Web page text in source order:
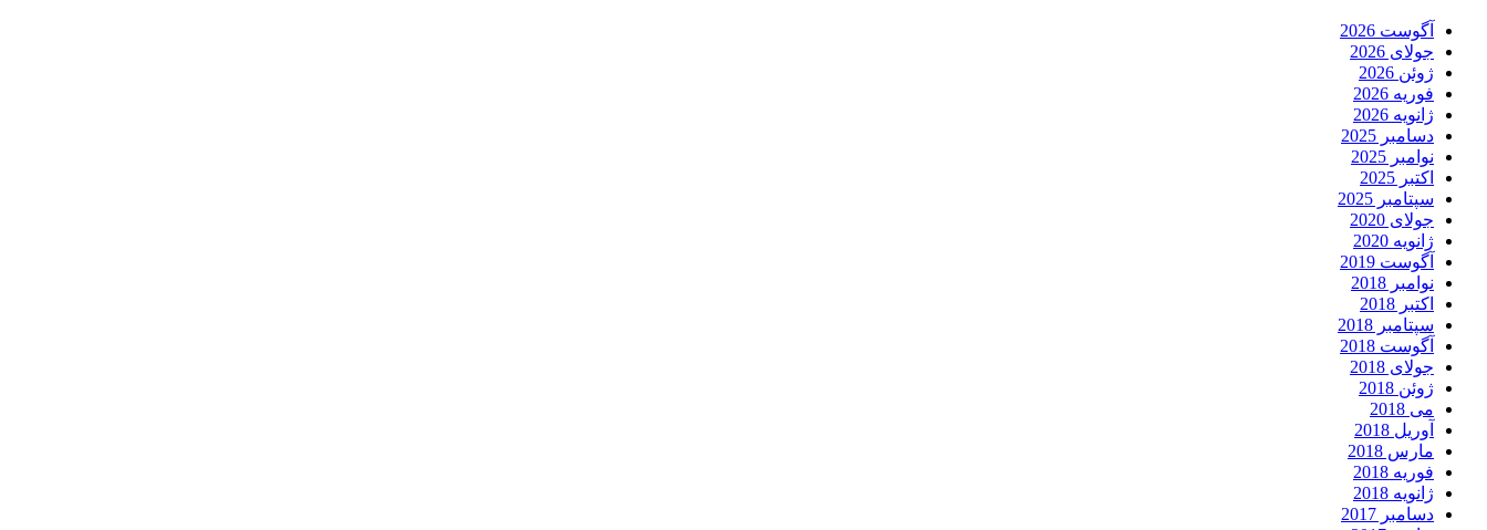
آگوست 2026
جولای 2026
ژوئن 2026
فوریه 2026
ژانویه 2026
دسامبر 2025
نوامبر 2025
اکتبر 2025
سپتامبر 2025
جولای 2020
ژانویه 2020
آگوست 2019
نوامبر 2018
اکتبر 2018
سپتامبر 2018
آگوست 2018
جولای 2018
ژوئن 2018
می 2018
آوریل 2018
مارس 2018
فوریه 2018
ژانویه 2018
دسامبر 2017